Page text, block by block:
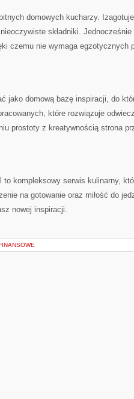
domowych kucharzy.
składniki.
czemu nie wymaga egzotycznych
jako domową bazę inspiracji, do
które rozwiązuje
prostoty z kreatywnością strona
to kompleksowy serwis kulinarny,
na gotowanie oraz miłość do
nowej inspiracji.